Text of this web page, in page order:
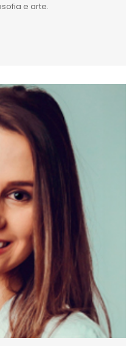
e arte.